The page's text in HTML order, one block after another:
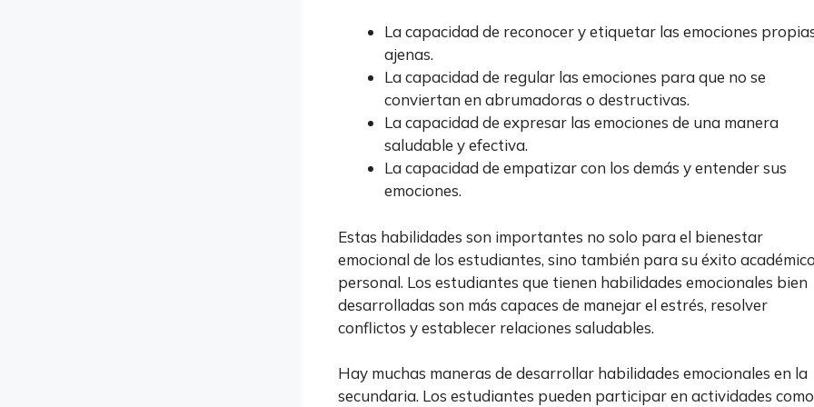
La capacidad de reconocer y etiquetar las emociones
ajenas.
La capacidad de regular las emociones para que no se
conviertan en abrumadoras o destructivas.
La capacidad de expresar las emociones de una manera
saludable y efectiva.
La capacidad de empatizar con los demás y entender sus
emociones.
Estas habilidades son importantes no solo para el bienestar
emocional de los estudiantes, sino también para su éxito
personal. Los estudiantes que tienen habilidades emocionales bien
desarrolladas son más capaces de manejar el estrés, resolver
conflictos y establecer relaciones saludables.
Hay muchas maneras de desarrollar habilidades emocionales en la
secundaria. Los estudiantes pueden participar en actividades como